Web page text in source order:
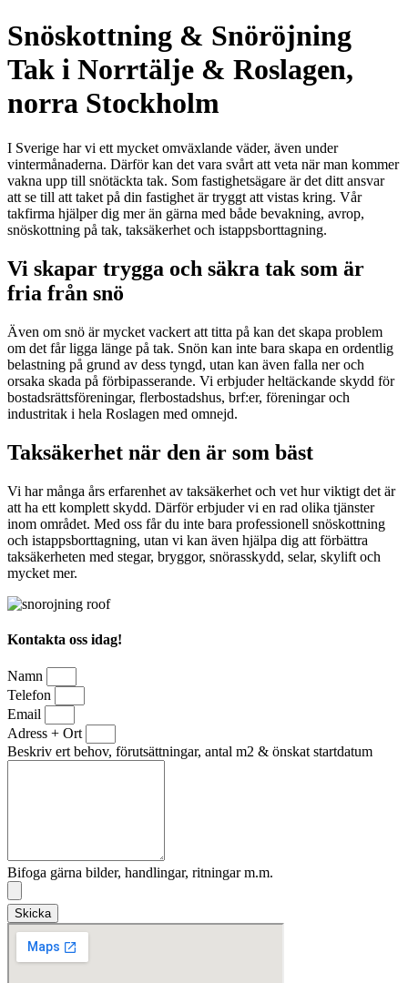
Snöskottning & Snöröjning
Tak i Norrtälje & Roslagen,
norra Stockholm
I Sverige har vi ett mycket omväxlande väder, även under
vintermånaderna. Därför kan det vara svårt att veta när man kommer
vakna upp till snötäckta tak. Som fastighetsägare är det ditt ansvar
att se till att taket på din fastighet är tryggt att vistas kring. Vår
takfirma hjälper dig mer än gärna med både bevakning, avrop,
snöskottning på tak, taksäkerhet och istappsborttagning.
Vi skapar trygga och säkra tak som är
fria från snö
Även om snö är mycket vackert att titta på kan det skapa problem
om det får ligga länge på tak. Snön kan inte bara skapa en ordentlig
belastning på grund av dess tyngd, utan kan även falla ner och
orsaka skada på förbipasserande. Vi erbjuder heltäckande skydd för
bostadsrättsföreningar, flerbostadshus, brf:er, föreningar och
industritak i hela Roslagen med omnejd.
Taksäkerhet när den är som bäst
Vi har många års erfarenhet av taksäkerhet och vet hur viktigt det är
att ha ett komplett skydd. Därför erbjuder vi en rad olika tjänster
inom området. Med oss får du inte bara professionell snöskottning
och istappsborttagning, utan vi kan även hjälpa dig att förbättra
taksäkerheten med stegar, bryggor, snörasskydd, selar, skylift och
mycket mer.
Kontakta oss idag!
Namn
Telefon
Email
Adress + Ort
Beskriv ert behov, förutsättningar, antal m2 & önskat startdatum
Bifoga gärna bilder, handlingar, ritningar m.m.
Skicka